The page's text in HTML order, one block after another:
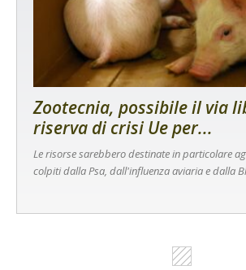
Zootecnia, possibile il via
riserva di crisi Ue per...
Le risorse sarebbero destinate in particolare
colpiti dalla Psa, dall'influenza aviaria e dalla